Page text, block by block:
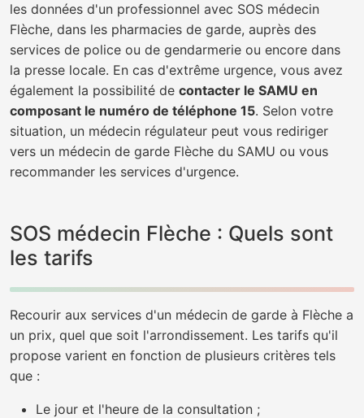
les données d'un professionnel avec SOS médecin
Flèche, dans les pharmacies de garde, auprès des
services de police ou de gendarmerie ou encore dans
la presse locale. En cas d'extrême urgence, vous avez
également la possibilité de contacter le SAMU en
composant le numéro de téléphone 15. Selon votre
situation, un médecin régulateur peut vous rediriger
vers un médecin de garde Flèche du SAMU ou vous
recommander les services d'urgence.
SOS médecin Flèche : Quels sont
les tarifs
Recourir aux services d'un médecin de garde à Flèche a
un prix, quel que soit l'arrondissement. Les tarifs qu'il
propose varient en fonction de plusieurs critères tels
que :
Le jour et l'heure de la consultation ;